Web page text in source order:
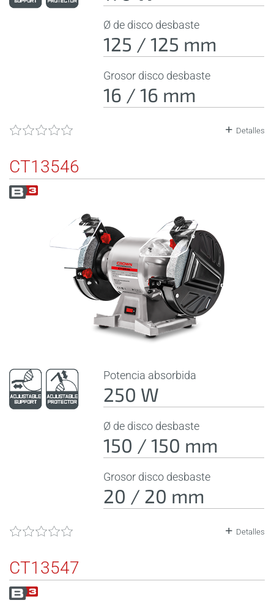
Ø de disco desbaste
125 / 125 mm
Grosor disco desbaste
16 / 16 mm
Detalles
CT13546
Potencia absorbida
250 W
Ø de disco desbaste
150 / 150 mm
Grosor disco desbaste
20 / 20 mm
Detalles
CT13547